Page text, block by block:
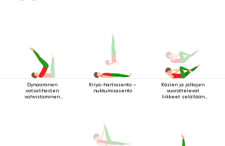
Dynaaminen
vatsalihasten
vahvistaminen
Kriya-hartiasento –
nukkumisasento
Käsien ja jalkojen
vuorottelevat
liikkeet selällään